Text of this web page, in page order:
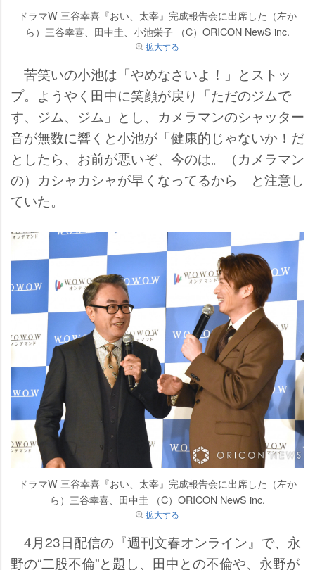
ドラマW 三谷幸喜『おい、太宰』完成報告会に出席した（左か
ら）三谷幸喜、田中圭、小池栄子 （C）ORICON NewS inc.
拡大する
苦笑いの小池は「やめなさいよ！」とストッ
プ。ようやく田中に笑顔が戻り「ただのジムで
す、ジム、ジム」とし、カメラマンのシャッター
音が無数に響くと小池が「健康的じゃないか！だ
としたら、お前が悪いぞ、今のは。（カメラマン
の）カシャカシャが早くなってるから」と注意し
ていた。
ドラマW 三谷幸喜『おい、太宰』完成報告会に出席した（左か
ら）三谷幸喜、田中圭 （C）ORICON NewS inc.
拡大する
4月23日配信の『週刊文春オンライン』で、永
野の“二股不倫”と題し、田中との不倫や、永野が